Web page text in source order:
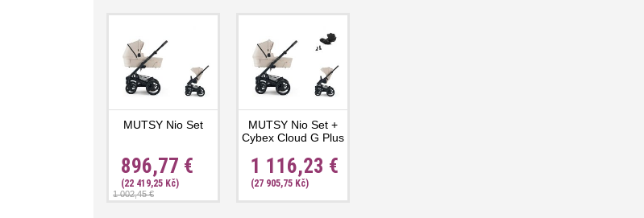
MUTSY Nio Set
896,77 €
(22 419,25 Kč)
1 002,45 €
MUTSY Nio Set +
Cybex Cloud G Plus
1 116,23 €
(27 905,75 Kč)